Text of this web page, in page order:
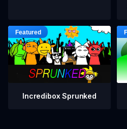
Incredibox Sprunked